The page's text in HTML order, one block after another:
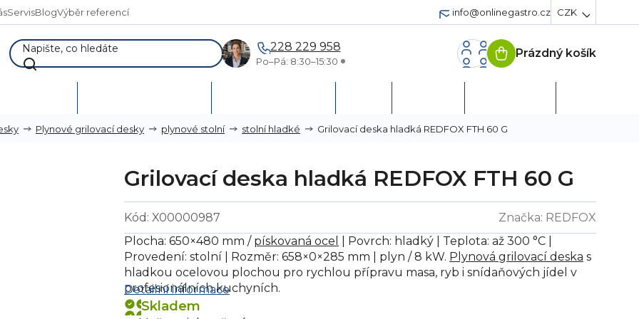
ServisBlogVýběr referencí info@onlinegastro.cz CZK
228 229 958
Po–Pá: 8:30–15:30
Nákupní
Prázdný košík
Plynové grilovací desky plynové stolní stolní hladké Grilovací deska hladká REDFOX FTH 60 G
Grilovací deska hladká REDFOX FTH 60 G
Značka: REDFOX
Kód: X00000987
Skladem
Plocha: 650×480 mm / pískovaná ocel
| Povrch: hladký | Teplota: až 300 °C |
Provedení: stolní | Rozměr: 658×0×285 mm | plyn / 8 kW. Plynová grilovací deska s
hladkou ocelovou plochou pro rychlou přípravu masa, ryb i snídaňových jídel v
profesionálních kuchyních.
Detailní informace